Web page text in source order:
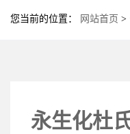
您当前的位置： 网站首页 >
永生化杜